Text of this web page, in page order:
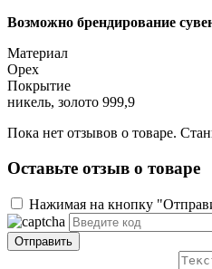
Возможно брендирование
Материал
Орех
Покрытие
никель, золото 999,9
Пока нет отзывов о товаре.
Оставьте отзыв о товаре
Нажимая на кнопку
Отправить